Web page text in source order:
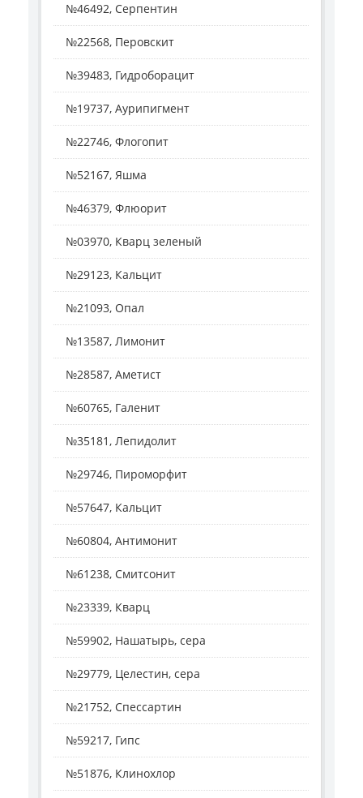
№46492, Серпентин
№22568, Перовскит
№39483, Гидроборацит
№19737, Аурипигмент
№22746, Флогопит
№52167, Яшма
№46379, Флюорит
№03970, Кварц зеленый
№29123, Кальцит
№21093, Опал
№13587, Лимонит
№28587, Аметист
№60765, Галенит
№35181, Лепидолит
№29746, Пироморфит
№57647, Кальцит
№60804, Антимонит
№61238, Смитсонит
№23339, Кварц
№59902, Нашатырь, сера
№29779, Целестин, сера
№21752, Спессартин
№59217, Гипс
№51876, Клинохлор